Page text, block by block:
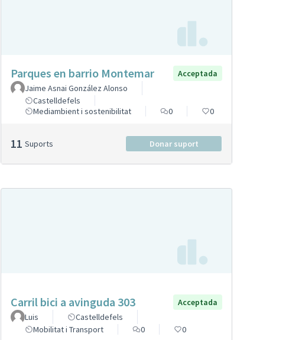
Parques en barrio Montemar
Acceptada
Jaime Asnai González Alonso
Castelldefels
Mediambient i sostenibilitat
0 0
11 Suports Donar suport
Carril bici a avinguda 303
Acceptada
Luis
Castelldefels
Mobilitat i Transport
0 0